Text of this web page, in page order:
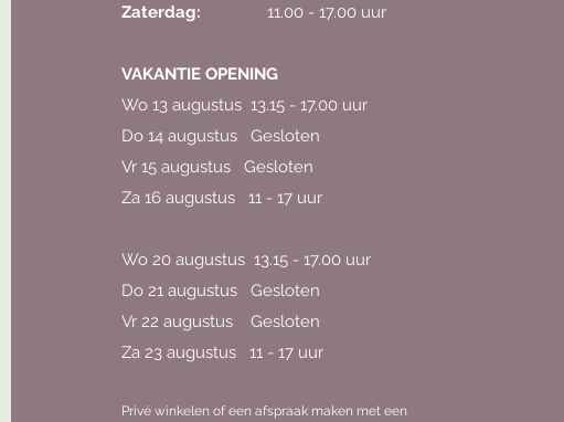
Zaterdag:11.00 - 17.00 uur
VAKANTIE OPENING
Wo 13 augustus 13.15 - 17.00 uur
Do 14 augustus Gesloten
Vr 15 augustus Gesloten
Za 16 augustus 11 - 17 uur
Wo 20 augustus 13.15 - 17.00 uur
Do 21 augustus Gesloten
Vr 22 augustus Gesloten
Za 23 augustus 11 - 17 uur
Privé winkelen of een afspraak maken met een